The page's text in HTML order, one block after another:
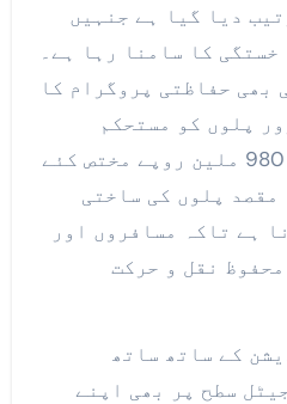
دیا گیا ہے جنہیں
کا سامنا رہا ہے۔
بھی حفاظتی پروگرام کا
پلوں کو مستحکم
بنانے کے لئے تقریباً 980 ملین روپے مختص کئے
پلوں کی ساختی
ہے تاکہ مسافروں اور
نقل و حرکت
کے ساتھ ساتھ
سطح پر بھی اپنے